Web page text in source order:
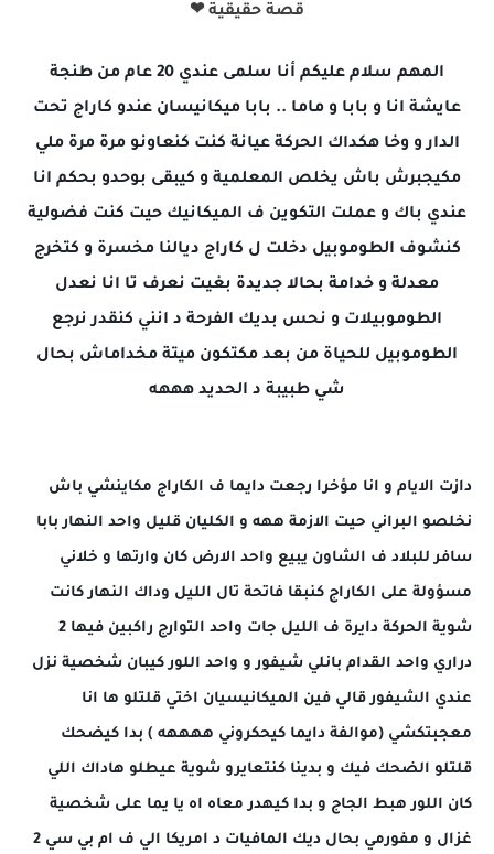
قصة حقيقية ❤
المهم سلام عليكم أنا سلمى عندي 20 عام من طنجة
عايشة انا و بابا و ماما .. بابا ميكانيسان عندو كاراج تحت
الدار و وخا هكداك الحركة عيانة كنت كنعاونو مرة مرة ملي
مكيجبرش باش يخلص المعلمية و كيبقى بوحدو بحكم انا
عندي باك و عملت التكوين ف الميكانيك حيت كنت فضولية
كنشوف الطوموبيل دخلت ل كاراج ديالنا مخسرة و كتخرج
معدلة و خدامة بحالا جديدة بغيت نعرف تا انا نعدل
الطوموبيلات و نحس بديك الفرحة د انني كنقدر نرجع
الطوموبيل للحياة من بعد مكتكون ميتة مخداماش بحال
شي طبيبة د الحديد هههه
دازت الايام و انا مؤخرا رجعت دايما ف الكاراج مكاينشي باش
نخلصو البراني حيت الازمة ههه و الكليان قليل واحد النهار بابا
سافر للبلاد ف الشاون يبيع واحد الارض كان وارتها و خلاني
مسؤولة على الكاراج كنبقا فاتحة تال الليل وداك النهار كانت
شوية الحركة دايرة ف الليل جات واحد التوارج راكبين فيها 2
دراري واحد القدام بانلي شيفور و واحد اللور كيبان شخصية نزل
عندي الشيفور قالي فين الميكانيسيان اختي قلتلو ها انا
معجبتكشي (موالفة دايما كيحكروني ههههه ) بدا كيضحك
قلتلو الضحك فيك و بدينا كنتعايرو شوية عيطلو هاداك اللي
كان اللور هبط الجاج و بدا كيهدر معاه اه يا يما على شخصية
غزال و مفورمي بحال ديك المافيات د امريكا الي ف ام بي سي 2